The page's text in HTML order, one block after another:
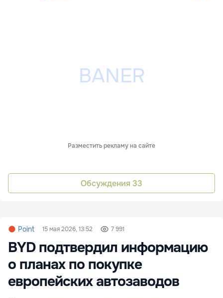
Разместить рекламу на сайте
Обсуждения 33
Point 15 мая 2026, 13:52 7 991
BYD подтвердил информацию
о планах по покупке
европейских автозаводов